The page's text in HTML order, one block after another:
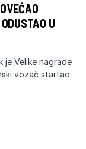
U
je Velike nagrade
vozač startao